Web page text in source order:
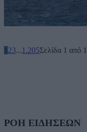
1 23...1.205Σελίδα 1 από
ΡΟΗ ΕΙΔΗΣΕΩΝ